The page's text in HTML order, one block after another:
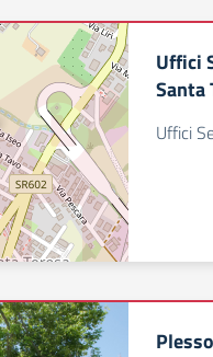
Uffici
Santa
Uffici